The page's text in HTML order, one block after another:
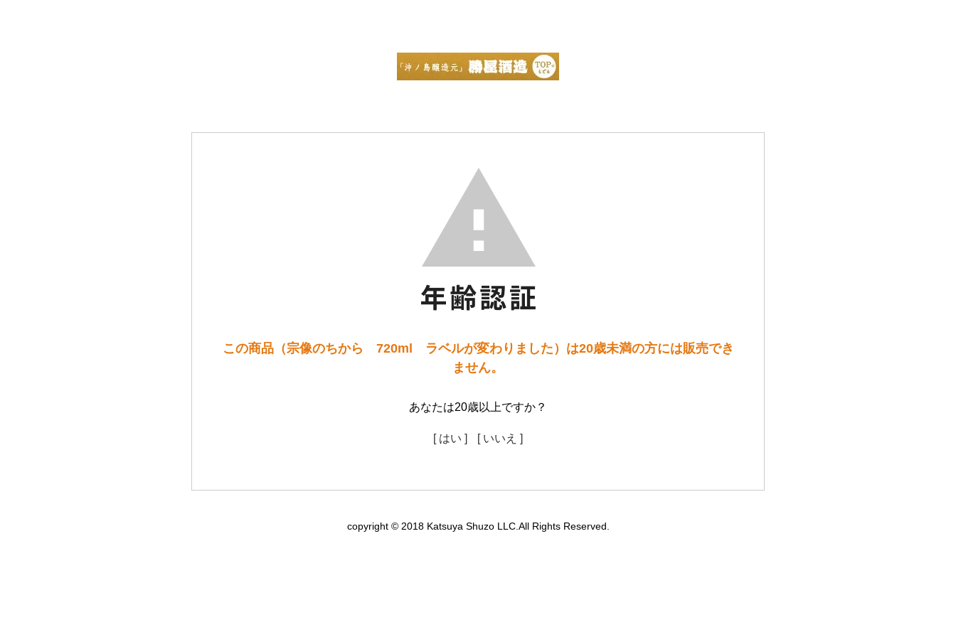
この商品（宗像のちから 720ml ラベルが変わりました）は20歳未満の方には販売でき
ません。
あなたは20歳以上ですか？
[ はい ] [ いいえ ]
copyright © 2018 Katsuya Shuzo LLC.All Rights Reserved.